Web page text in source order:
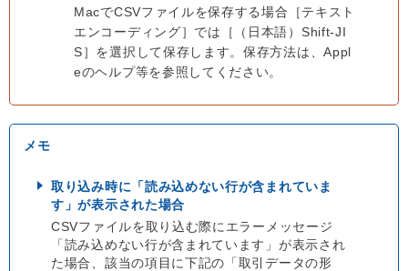
MacでCSVファイルを保存する場合［テキスト
エンコーディング］では［（日本語）Shift-JI
S］を選択して保存します。保存方法は、Appl
eのヘルプ等を参照してください。
取り込み時に「読み込めない行が含まれていま
す」が表示された場合
CSVファイルを取り込む際にエラーメッセージ
「読み込めない行が含まれています」が表示され
た場合、該当の項目に下記の「取引データの形